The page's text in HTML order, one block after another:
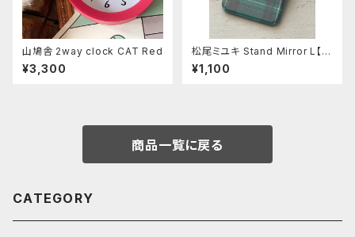
山鳩舎 2way clock CAT Red
¥3,300
松尾ミユキ Stand Mirror L【Li
n】
¥1,100
商品一覧に戻る
CATEGORY